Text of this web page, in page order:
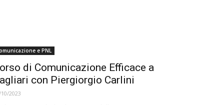
e PNL
di Comunicazione Efficace a
con Piergiorgio Carlini
2023